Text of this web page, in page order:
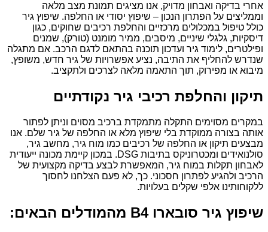
אחרי בדיקה ואבחון מדויק, אנו מציגים תמונת מצב מלאה
וממליצים על הפתרון הנכון – שיפוץ יסודי או החלפה. שיפוץ גיר
כולל טיפול במכלולים מרכזיים והחלפת רכיבים שחוקים, כגון
דיסקיות, גלגלי שיניים, מיסבים, ממיר מומנט (טורק), שמנים
ופילטרים, לימוד גיר ועדכון תוכנה בהתאם לדגם הרכב. אם מתגלה
שנדרש להחליף את התיבה, נציע אפשרויות של גיר חדש, משופץ,
מיבוא או מפירוק, תוך התאמה מלאה לצרכים ולתקציב.
תיקון והחלפת רכיבי גיר נקודתיים
במקרים מסוימים התקלה מתמקדת ברכיב מסוים וניתן לפתור
אותה בצורה ממוקדת בלי שיפוץ מלא או החלפה של גיר שלם. אנו
מבצעים תיקון או החלפה של רכיבים כמו מוח גיר, מחשב גיר,
סולנואידים ומכטרוניקס בתיבות DSG. במכון קיימת מכונה ייעודית
לאבחון תקלות במוח גיר, המאפשרת לבצע בדיקה מקצועית של
הרכיב ולהגיע לפתרון חסכוני. כך, לא פעם הצלחנו לחסוך
ללקוחותינו אלפי שקלים בעלויות.
שיפוץ גיר סובארו B4 מהמודלים הבאים: